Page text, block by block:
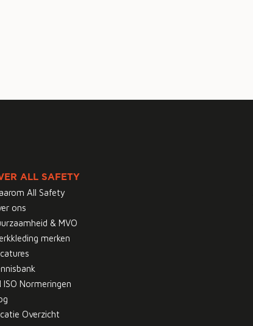
ALL SAFETY
All Safety
ons
& MVO
merken
ISO Normeringen
Overzicht